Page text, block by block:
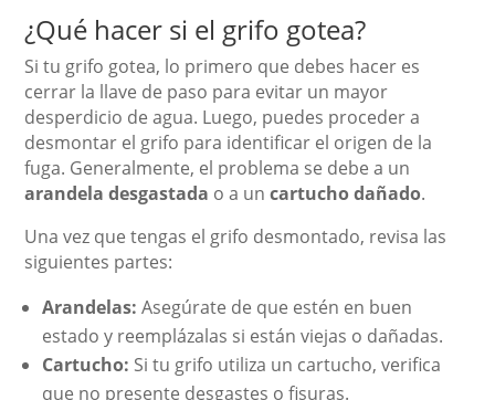
¿Qué hacer si el grifo gotea?
Si tu grifo gotea, lo primero que debes hacer es
cerrar la llave de paso para evitar un mayor
desperdicio de agua. Luego, puedes proceder a
desmontar el grifo para identificar el origen de la
fuga. Generalmente, el problema se debe a un
arandela desgastada o a uncartucho dañado.
Una vez que tengas el grifo desmontado, revisa las
siguientes partes:
Arandelas: Asegúrate de que estén en buen
estado y reemplázalas si están viejas o dañadas.
Cartucho: Si tu grifo utiliza un cartucho, verifica
que no presente desgastes o fisuras.